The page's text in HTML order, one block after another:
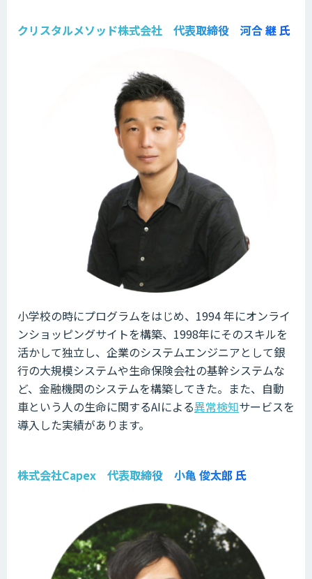
クリスタルメソッド株式会社 代表取締役 河合 継 氏
小学校の時にプログラムをはじめ、1994 年にオンライ
ンショッピングサイトを構築、1998年にそのスキルを
活かして独立し、企業のシステムエンジニアとして銀
行の大規模システムや生命保険会社の基幹システムな
ど、金融機関のシステムを構築してきた。また、自動
車という人の生命に関するAIによる異常検知サービスを
導入した実績があります。
株式会社Capex 代表取締役 小亀 俊太郎 氏